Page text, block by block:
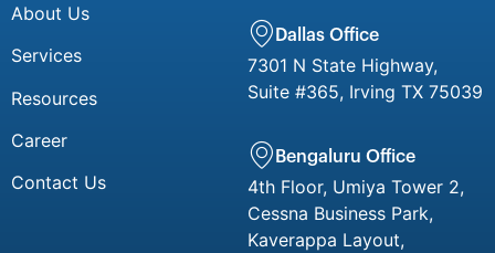
About Us
Services
Resources
Career
Contact Us
Dallas Office
7301 N State Highway,
Suite #365, Irving TX 75039
Bengaluru Office
4th Floor, Umiya Tower 2,
Cessna Business Park,
Kaverappa Layout,